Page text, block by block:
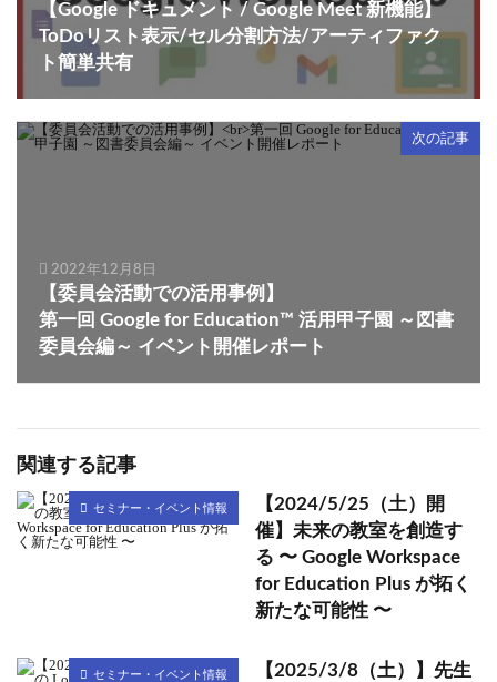
【Google ドキュメント / Google Meet 新機能】
ToDoリスト表示/セル分割方法/アーティファク
ト簡単共有
次の記事
2022年12月8日
【委員会活動での活用事例】
第一回 Google for Education™ 活用甲子園 ～図書
委員会編～ イベント開催レポート
関連する記事
セミナー・イベント情報
【2024/5/25（土）開
催】未来の教室を創造す
る 〜 Google Workspace
for Education Plus が拓く
新たな可能性 〜
セミナー・イベント情報
【2025/3/8（土）】先生